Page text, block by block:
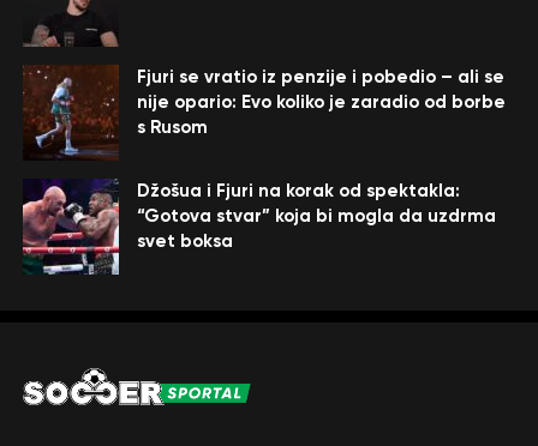
Fjuri se vratio iz penzije i pobedio – ali se
nije opario: Evo koliko je zaradio od borbe
s Rusom
Džošua i Fjuri na korak od spektakla:
“Gotova stvar” koja bi mogla da uzdrma
svet boksa